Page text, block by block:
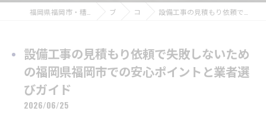
ブログ コラム 設備工事の見積もり依頼で失敗しないための福岡県福岡市での安心ポイントと業者選びガイド
設備工事の見積もり依頼で失敗しないため
の福岡県福岡市での安心ポイントと業者選
びガイド
2026/06/25